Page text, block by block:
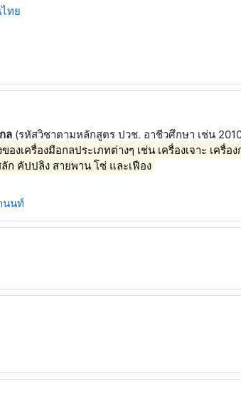
ทย
ล (รหัสวิชาตามหลักสูตร ปวช. อาชีวศึกษา เช่น
งเครื่องมือกลประเภทต่างๆ เช่น เครื่องเจาะ เครื่อ
ก คัปปลิง สายพาน โซ่ และเฟือง
นนท์